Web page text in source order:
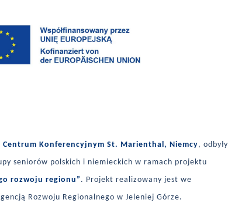
Konferencyjnym St. Marienthal, Niemcy, odbyły
seniorów polskich i niemieckich w ramach projektu
rozwoju regionu” . Projekt realizowany jest we
Rozwoju Regionalnego w Jeleniej Górze.